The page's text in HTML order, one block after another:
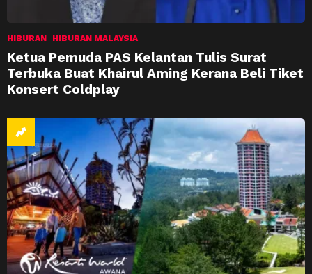
HIBURAN HIBURAN MALAYSIA
Ketua Pemuda PAS Kelantan Tulis Surat
Terbuka Buat Khairul Aming Kerana Beli Tiket
Konsert Coldplay